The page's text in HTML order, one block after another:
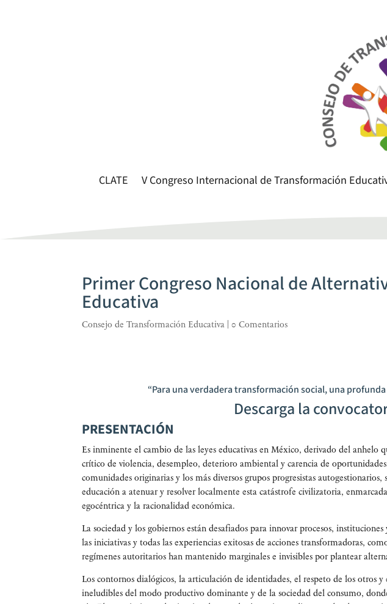
CLATE V Congreso Internacional de Transformación
Primer Congreso Nacional de
Educativa
Consejo de Transformación Educativa |0 Comentarios
“Para una verdadera transformación social, una
Descarga la
PRESENTACIÓN
Es inmi­nen­te el cam­bio de las leyes edu­ca­ti­vas en Méxi­co, deri­va­do del anhe­lo
crí­ti­co de vio­len­cia, des­em­pleo, dete­rio­ro ambien­tal y caren­cia de
comu­ni­da­des ori­gi­na­rias y los más diver­sos gru­pos pro­gre­sis­tas
edu­ca­ción a ate­nuar y resol­ver local­men­te esta catás­tro­fe civi­li­za­to­ria,
ego­cén­tri­ca y la racio­na­li­dad económica.
La socie­dad y los gobier­nos están desa­fia­dos para inno­var pro­ce­sos,
las ini­cia­ti­vas y todas las expe­rien­cias exi­to­sas de accio­nes trans­for­ma­do­ras,
regí­me­nes auto­ri­ta­rios han man­te­ni­do mar­gi­na­les e invi­si­bles por plan­tear
Los con­tor­nos dia­ló­gi­cos, la arti­cu­la­ción de iden­ti­da­des, el res­pe­to de los otros
inelu­di­bles del modo pro­duc­ti­vo domi­nan­te y de la socie­dad del con­su­mo,